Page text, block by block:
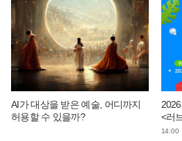
AI가 대상을 받은 예술, 어디까지
허용할 수 있을까?
<러
14:00